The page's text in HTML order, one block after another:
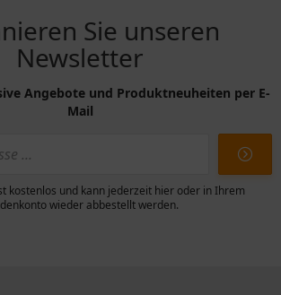
Sie unseren
Newsletter
Angebote und Produktneuheiten per E-
Mail
kostenlos und kann jederzeit hier oder in Ihrem
wieder abbestellt werden.